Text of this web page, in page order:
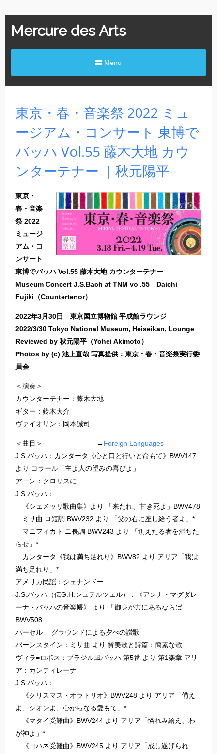
Mercure des Arts
Menu
東京・春・音楽祭 2022 ミュ
ージアム・コンサート 東博で
バッハ Vol.55 藤木大地 カウ
ンターテナー ｜秋元陽平
東京・
春・音楽
祭 2022
ミュージ
アム・コ
ンサート
東博でバッハ Vol.55 藤木大地 カウンターテナー
Museum Concert J.S.Bach at TNM vol.55 Daichi
Fujiki（Countertenor）
2022年3月30日 東京国立博物館 平成館ラウンジ
2022/3/30 Tokyo National Museum, Heiseikan, Lounge
Reviewed by 秋元陽平（Yohei Akimoto）
Photos by (c) 池上直哉 写真提供：東京・春・音楽祭実行委
員会
＜演奏＞
カウンターテナー：藤木大地
ギター：鈴木大介
ヴァイオリン：岡本誠司
＜曲目＞ → Foreign Languages
J.S.バッハ：カンタータ《心と口と行いと命もて》BWV147
より コラール「主よ人の望みの喜びよ」
アーン：クロリスに
J.S.バッハ：
《シェメッリ歌曲集》より 「来たれ、甘き死よ」BWV478
ミサ曲 ロ短調 BWV232 より 「父の右に座し給う者よ」*
マニフィカト ニ長調 BWV243 より 「飢えたる者を満ちた
らせ」*
カンタータ《我は満ち足れり》BWV82 より アリア「我は
満ち足れり」*
アメリカ民謡：シェナンドー
J.S.バッハ（伝G.H.シュテルツェル）：《アンナ・マグダレ
ーナ・バッハの音楽帳》 より 「御身が共にあるならば」
BWV508
パーセル： グラウンドによる夕べの讃歌
バーンスタイン：ミサ曲 より 賛美歌と詩篇：簡素な歌
ヴィラ=ロボス：ブラジル風バッハ 第5番 より 第1楽章 アリ
ア：カンティレーナ
J.S.バッハ：
《クリスマス・オラトリオ》BWV248 より アリア「備え
よ、シオンよ、心からなる愛もて」*
《マタイ受難曲》BWV244 より アリア「憐れみ給え、わ
が神よ」*
《ヨハネ受難曲》BWV245 より アリア「成し遂げられ